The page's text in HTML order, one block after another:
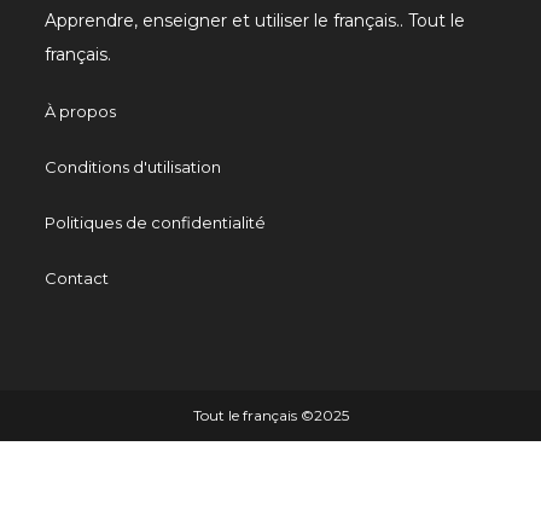
Apprendre, enseigner et utiliser le français.. Tout le
français.
À propos
Conditions d'utilisation
Politiques de confidentialité
Contact
Tout le français ©️2025